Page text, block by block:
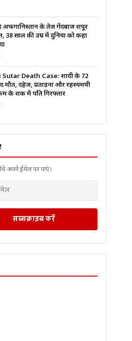
अफगानिस्तान के तेज गेंदबाज शपूर
38 साल की उम्र में दुनिया को कहा
Death Case: शादी के 72
मौत, दहेज, प्रताड़ना और रहस्यमयी
के शक में पति गिरफ्तार
अपने ईमेल पर पाएं।
सब्सक्राइब करें